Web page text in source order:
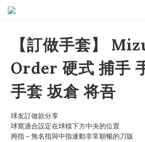
【訂做手套】
Order 硬式 捕手
手套 坂倉 将吾
球友訂做款分享
球窩適合設定在球檔下方中央的位置
拇指～無名指與中指連動非常順暢的刀版